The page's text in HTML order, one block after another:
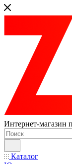
Интернет-магазин
Каталог